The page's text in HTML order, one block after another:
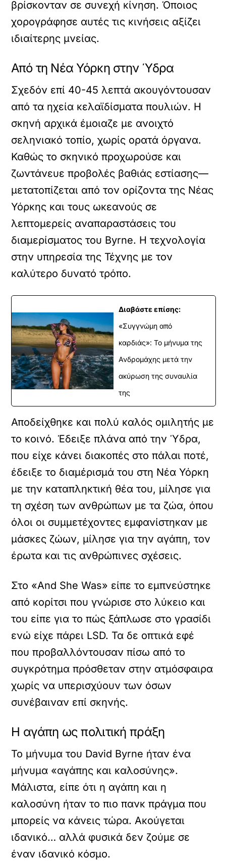
βρίσκονταν σε συνεχή κίνηση. Όποιος
χορογράφησε αυτές τις κινήσεις αξίζει
ιδιαίτερης μνείας.
Από τη Νέα Υόρκη στην Ύδρα
Σχεδόν επί 40-45 λεπτά ακουγόντουσαν
από τα ηχεία κελαϊδίσματα πουλιών. Η
σκηνή αρχικά έμοιαζε με ανοιχτό
σεληνιακό τοπίο, χωρίς ορατά όργανα.
Καθώς το σκηνικό προχωρούσε και
ζωντάνευε προβολές βαθιάς εστίασης—
μετατοπίζεται από τον ορίζοντα της Νέας
Υόρκης και τους ωκεανούς σε
λεπτομερείς αναπαραστάσεις του
διαμερίσματος του Byrne. Η τεχνολογία
στην υπηρεσία της Τέχνης με τον
καλύτερο δυνατό τρόπο.
Διαβάστε επίσης:
«Συγγνώμη από
καρδιάς»: Το μήνυμα της
Ανδρομάχης μετά την
ακύρωση της συναυλία
της
Αποδείχθηκε και πολύ καλός ομιλητής με
το κοινό. Έδειξε πλάνα από την Ύδρα,
που είχε κάνει διακοπές στο πάλαι ποτέ,
έδειξε το διαμέρισμά του στη Νέα Υόρκη
με την καταπληκτική θέα του, μίλησε για
τη σχέση των ανθρώπων με τα ζώα, όπου
όλοι οι συμμετέχοντες εμφανίστηκαν με
μάσκες ζώων, μίλησε για την αγάπη, τον
έρωτα και τις ανθρώπινες σχέσεις.
Στο «And She Was» είπε το εμπνεύστηκε
από κορίτσι που γνώρισε στο λύκειο και
του είπε για το πώς ξάπλωσε στο γρασίδι
ενώ είχε πάρει LSD. Τα δε οπτικά εφέ
που προβαλλόντουσαν πίσω από το
συγκρότημα πρόσθεταν στην ατμόσφαιρα
χωρίς να υπερισχύουν των όσων
συνέβαιναν επί σκηνής.
Η αγάπη ως πολιτική πράξη
Το μήνυμα του David Byrne ήταν ένα
μήνυμα «αγάπης και καλοσύνης».
Μάλιστα, είπε ότι η αγάπη και η
καλοσύνη ήταν το πιο πανκ πράγμα που
μπορείς να κάνεις τώρα. Ακούγεται
ιδανικό… αλλά φυσικά δεν ζούμε σε
έναν ιδανικό κόσμο.